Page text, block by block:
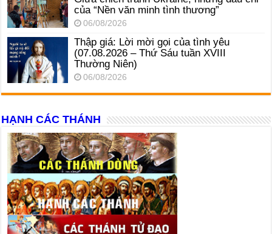
của “Nền văn minh tình thương”
06/08/2026
Thập giá: Lời mời gọi của tình yêu
(07.08.2026 – Thứ Sáu tuần XVIII
Thường Niên)
06/08/2026
HẠNH CÁC THÁNH